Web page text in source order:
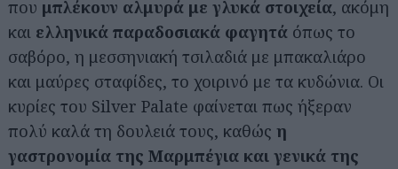
που μπλέκουν αλμυρά με γλυκά στοιχεία, ακόμη
και ελληνικά παραδοσιακά φαγητά όπως το
σαβόρο, η μεσσηνιακή τσιλαδιά με μπακαλιάρο
και μαύρες σταφίδες, το χοιρινό με τα κυδώνια. Οι
κυρίες του Silver Palate φαίνεται πως ήξεραν
πολύ καλά τη δουλειά τους, καθώς η
γαστρονομία της Μαρμπέγια και γενικά της